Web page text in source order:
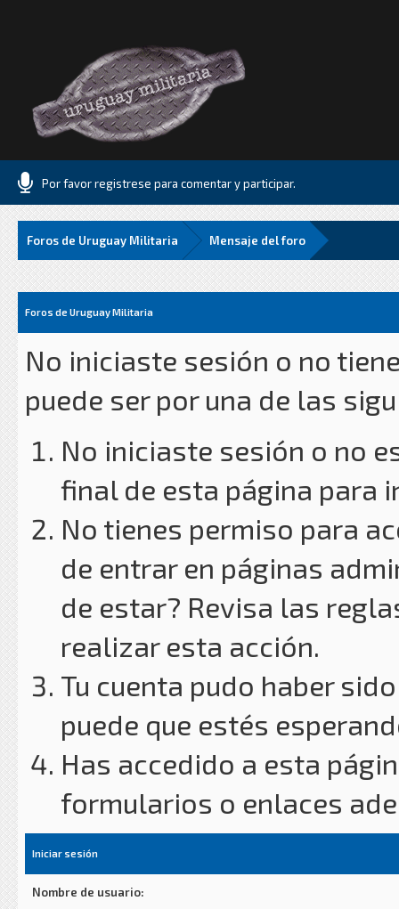
Por favor registrese para comentar y participar.
Foros de Uruguay Militaria Mensaje del foro
Foros de Uruguay Militaria
No iniciaste sesión o no
puede ser por una de las
No iniciaste sesión o no
final de esta página para
No tienes permiso para
de entrar en páginas
de estar? Revisa las
realizar esta acción.
Tu cuenta pudo haber
puede que estés
Has accedido a esta
formularios o enlaces
Iniciar sesión
Nombre de usuario: